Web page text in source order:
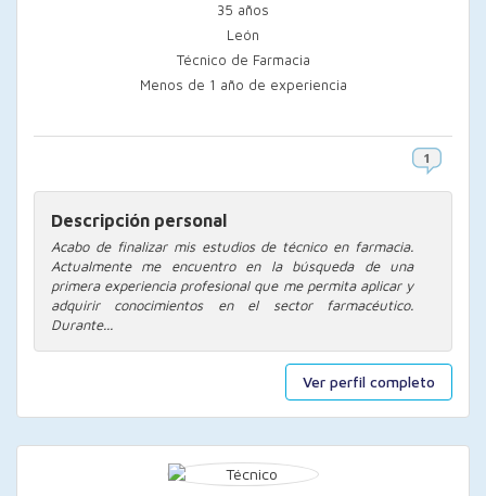
Ver perfil completo
35 años
León
Técnico de Farmacia
Menos de 1 año de experiencia
Descripción personal
Acabo de finalizar mis estudios de técnico en farmacia.
Actualmente me encuentro en la búsqueda de una
primera experiencia profesional que me permita aplicar y
adquirir conocimientos en el sector farmacéutico.
Durante...